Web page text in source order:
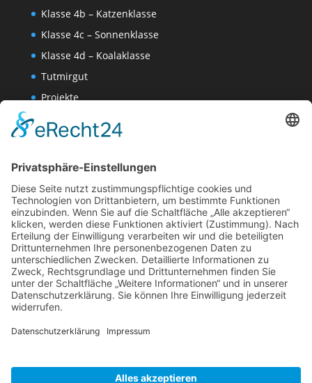
Klasse 4b – Katzenklasse
Klasse 4c – Sonnenklasse
Klasse 4d – Koalaklasse
Tutmirgut
Projekte
Wissenschaften-AG
Datenschutzerklärung
Website Administration
Datenschutzerklärung